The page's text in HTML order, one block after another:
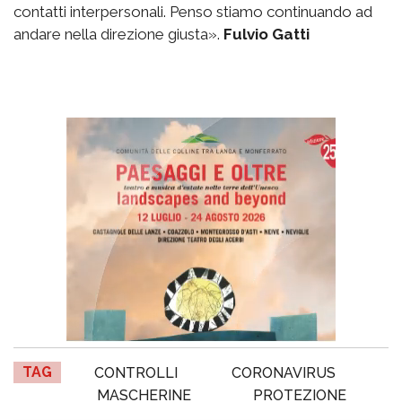
contatti interpersonali. Penso stiamo continuando ad
andare nella direzione giusta». Fulvio Gatti
TAG CONTROLLI
CORONAVIRUS
MASCHERINE
PROTEZIONE